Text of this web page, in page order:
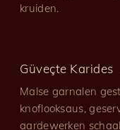
kruiden.
Güveçte Karides
Malse garnalen
knoflooksaus,
aardewerken